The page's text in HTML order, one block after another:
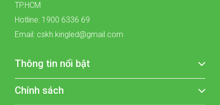
TP.HCM
Hotline: 1900 6336 69
Email: cskh.kingled@gmail.com
Thông tin nổi bật
Chính sách